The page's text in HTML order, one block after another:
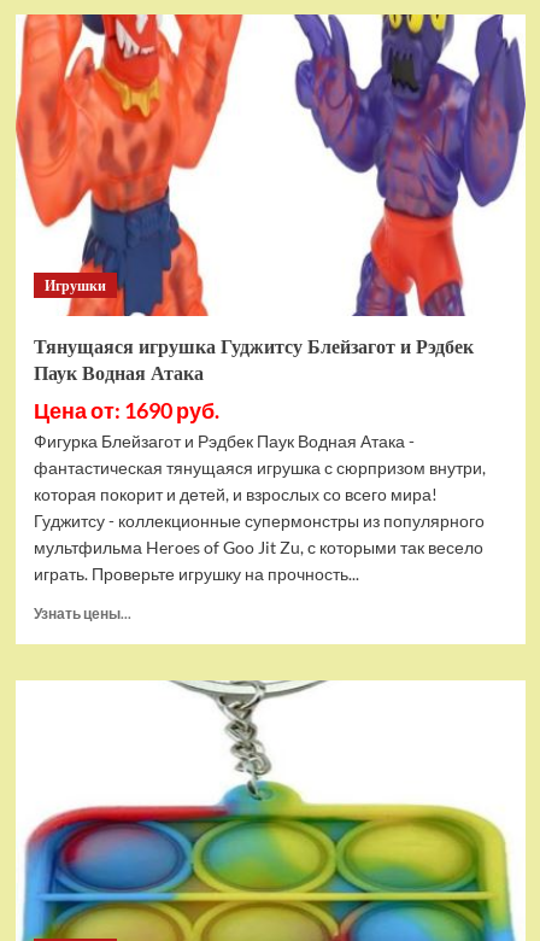
Набор
тянущихся
фигурок
Гуджитсу
Тайгор
и
Вайпер
Игрушки
Тянущаяся игрушка Гуджитсу Блейзагот и Рэдбек
Паук Водная Атака
Цена от: 1690 руб.
Фигурка Блейзагот и Рэдбек Паук Водная Атака -
фантастическая тянущаяся игрушка с сюрпризом внутри,
которая покорит и детей, и взрослых со всего мира!
Гуджитсу - коллекционные супермонстры из популярного
мультфильма Heroes of Goo Jit Zu, с которыми так весело
играть. Проверьте игрушку на прочность...
Узнать цены...
Тянущаяся
Паук
Водная